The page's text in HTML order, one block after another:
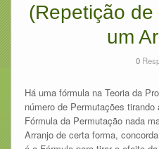
(Repetição
um
0
Há uma fórmula na Teoria da
número de Permutações
Fórmula da Permutação nada
Arranjo de certa forma,